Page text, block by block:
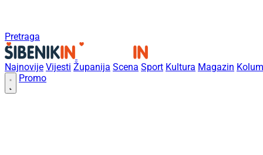
Pretraga
Najnovije Vijesti Županija Scena Sport Kultura Magazin
Promo